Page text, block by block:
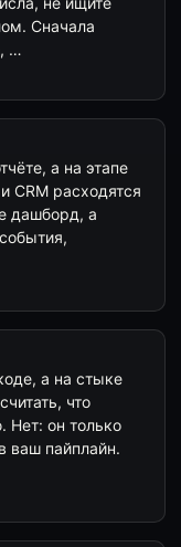
Сначала
…
а на этапе
CRM расходятся
дашборд, а
а на стыке
что
Нет: он только
ваш пайплайн.